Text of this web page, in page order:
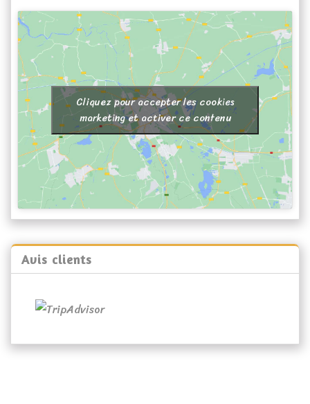
Cliquez pour accepter les cookies
marketing et activer ce contenu
Avis clients